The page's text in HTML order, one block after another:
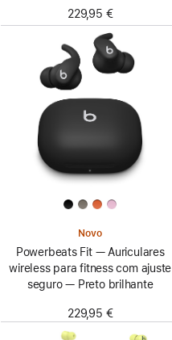
229,95 €
Novo
Powerbeats Fit — Auriculares
wireless para fitness com ajuste
seguro — Preto brilhante
229,95 €